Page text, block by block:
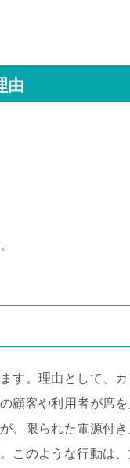
由
す。理由として、
顧客や利用者が席
、限られた電源付
このような行動は